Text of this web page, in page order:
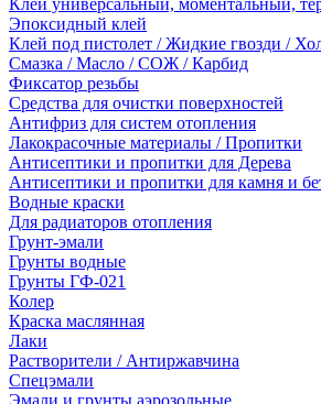
Клей универсальный, моментальный,
Эпоксидный клей
Клей под пистолет / Жидкие гвозди /
Смазка / Масло / СОЖ / Карбид
Фиксатор резьбы
Средства для очистки поверхностей
Антифриз для систем отопления
Лакокрасочные материалы / Пропитки
Антисептики и пропитки для Дерева
Антисептики и пропитки для камня и
Водные краски
Для радиаторов отопления
Грунт-эмали
Грунты водные
Грунты ГФ-021
Колер
Краска маслянная
Лаки
Растворители / Антиржавчина
Спецэмали
Эмали и грунты аэрозольные